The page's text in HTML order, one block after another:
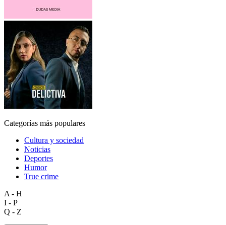
Categorías más populares
Cultura y sociedad
Noticias
Deportes
Humor
True crime
A - H
I - P
Q - Z